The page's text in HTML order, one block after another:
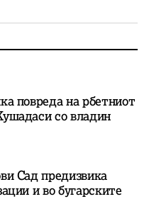
повреда на рбетниот
со владин
Сад предизвика
и во бугарските